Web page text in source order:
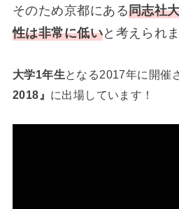
そのため京都にある同志社
性は非常に低いと考えられま
大学1年生となる2017年に開催
2018』 に出場しています！